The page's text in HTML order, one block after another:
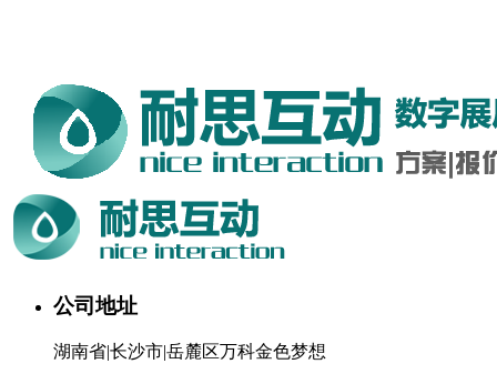
公司地址
湖南省|长沙市|岳麓区万科金色梦想